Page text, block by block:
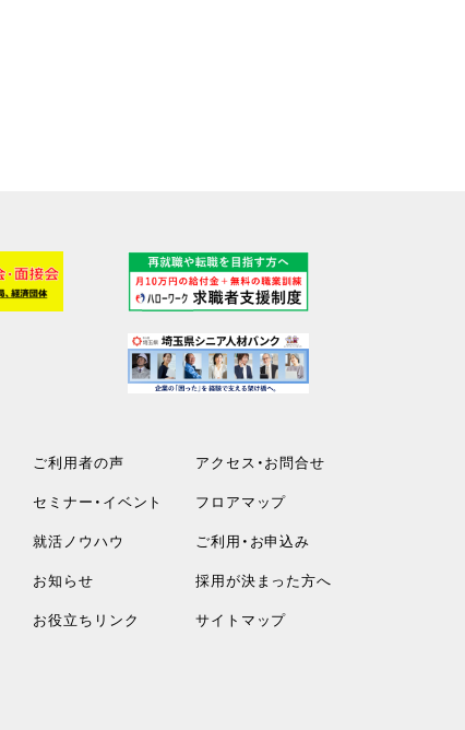
ご利用者の声
セミナー・イベント
就活ノウハウ
お知らせ
お役立ちリンク
アクセス・お問合せ
フロアマップ
ご利用・お申込み
採用が決まった方へ
サイトマップ